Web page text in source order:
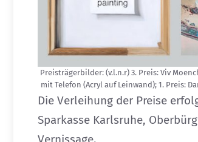
Preisträgerbilder: (v.l.n.r) 3. Preis: Viv
mit Telefon (Acryl auf Leinwand); 1. Preis:
Die Verleihung der Preise
Sparkasse Karlsruhe,